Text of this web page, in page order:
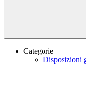
Categorie
Disposizioni